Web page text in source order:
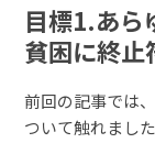
目標1.あら
貧困に終止
前回の記事では
ついて触れました